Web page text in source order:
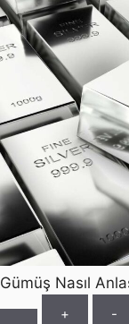
Gümüş Nasıl
+ -